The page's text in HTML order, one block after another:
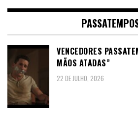
conteúdos
VENCEDORES
MÃOS ATADAS”
22 DE JULHO, 2026